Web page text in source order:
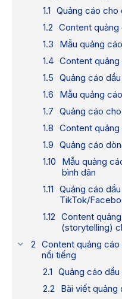
Quảng cáo cho
Content quảng
Mẫu quảng
Content
Quảng cáo
Mẫu quảng
Quảng cáo
Content
Quảng cáo
Mẫu quảng
bình dân
Quảng cáo
TikTok/
Content
(storytelling)
Content quảng
nổi tiếng
Quảng cáo
Bài viết quảng